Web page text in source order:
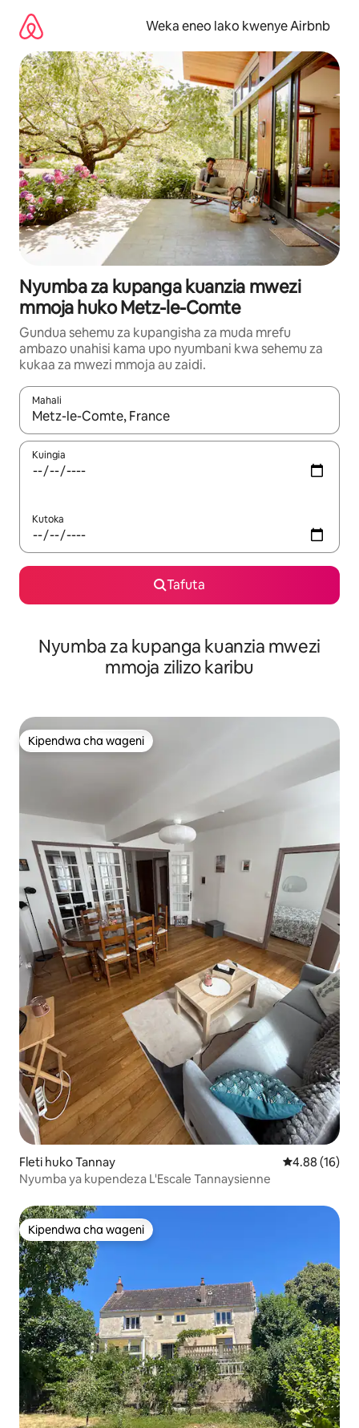
kwenda
kwenye
maudhui
Weka eneo lako kwenye Airbnb
Nyumba za kupanga kuanzia mwezi
mmoja huko Metz-le-Comte
Gundua sehemu za kupangisha za muda mrefu
ambazo unahisi kama upo nyumbani kwa sehemu za
kukaa za mwezi mmoja au zaidi.
Mahali
Wakati matokeo yanapatikana, vinjari kwa kutumia vitufe vya
Kuingia
Kutoka
Tafuta
Nyumba za kupanga kuanzia mwezi
mmoja zilizo karibu
Kipendwa cha wageni
Kipendwa cha wageni
Fleti huko Tannay Ukadiriaji wa
4.88 (16)
Nyumba ya kupendeza L'Escale Tannaysienne
Kipendwa cha wageni
Kipendwa cha wageni